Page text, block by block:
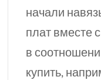
начали
плат вместе
в
купить,